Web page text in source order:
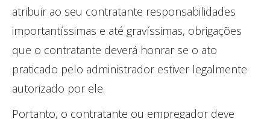
atribuir ao seu contratante responsabilidades
importantíssimas e até gravíssimas, obrigações
que o contratante deverá honrar se o ato
praticado pelo administrador estiver legalmente
autorizado por ele.
Portanto, o contratante ou empregador deve